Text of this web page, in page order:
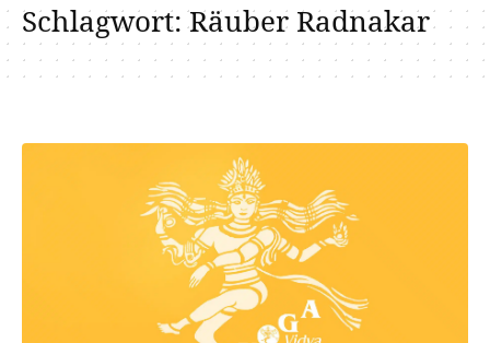
Schlagwort:Räuber Radnakar